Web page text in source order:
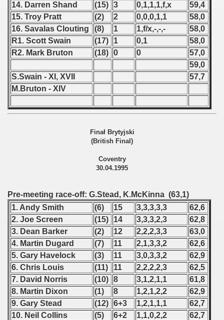
14. Darren Shand
(15) 3 0,1,1,1,f,x
59,4
15. Troy Pratt
(2) 2 0,0,0,1,1
58,0
16. Savalas Clouting
(8) 1 1,f/x,-,-,-
58,0
R1. Scott Swain
(17) 1 0,1
58,0
R2. Mark Bruton
(18) 0 0
57,0
59,0
S.Swain - XI, XVII
57,7
M.Bruton - XIV
Finał Brytyjski
(British Final)
Coventry
30.04.1995
Pre-meeting race-off: G.Stead, K.McKinna (63,1)
1. Andy Smith
(6) 15 3,3,3,3,3
62,6
2. Joe Screen
(15) 14 3,3,3,2,3
62,8
3. Dean Barker
(2) 12 2,2,2,3,3
63,0
4. Martin Dugard
(7) 11 2,1,3,3,2
62,6
5. Gary Havelock
(3) 11 3,0,3,3,2
62,9
6. Chris Louis
(11) 11 2,2,2,2,3
62,5
7. David Norris
(10) 8 3,1,2,1,1
61,8
8. Martin Dixon
(1) 8 1,2,1,2,2
62,9
9. Gary Stead
(12) 6+3 1,2,1,1,1
62,7
10. Neil Collins
(5) 6+2 1,1,0,2,2
62,7
- 1965
- 1966
- 1967
- 1968
- 1969
- 1970